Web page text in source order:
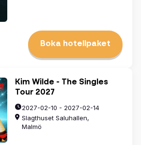
Boka hotellpaket
Kim Wilde - The Singles
Tour 2027
2027-02-10 - 2027-02-14
Slagthuset Saluhallen,
Malmö